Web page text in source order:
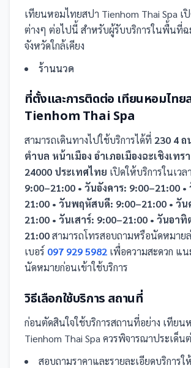
เทียนหอมไทยสปา Tienhom Thai Spa เ
ต่างๆ ต่อไปนี้ สำหรับผู้รับบริการในพื้นที่ฉ
จังหวัดใกล้เคียง
ร้านนวด
ที่ตั้งและการติดต่อ เทียนหอมไทย
Tienhom Thai Spa
สามารถเดินทางไปใช้บริการได้ที่ 230 4
ตำบล หน้าเมือง อำเภอเมืองฉะเชิงเทร
24000 ประเทศไทย เปิดให้บริการในเวลา
9:00–21:00 • วันอังคาร: 9:00–21:00
21:00 • วันพฤหัสบดี: 9:00–21:00 • วัน
21:00 • วันเสาร์: 9:00–21:00 • วันอา
21:00สามารถโทรสอบถามหรือนัดหมาย
เบอร์ 097 929 5982 เพื่อความสะดวก แ
นัดหมายก่อนเข้าใช้บริการ
วิธีเลือกใช้บริการ สถานที่
ก่อนตัดสินใจใช้บริการสถานที่อย่าง เทียน
Tienhom Thai Spa ควรพิจารณาประเด็น
สอบถามราคาและรายละเอียดบริการ